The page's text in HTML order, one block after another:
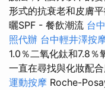
形式的抗衰老和皮膚
曬SPF - 餐飲潮流 台
照代辦 台中輕井澤按
1.0％二氧化鈦和7.8％
一直在尋找與化妝配
運動按摩 Roche-